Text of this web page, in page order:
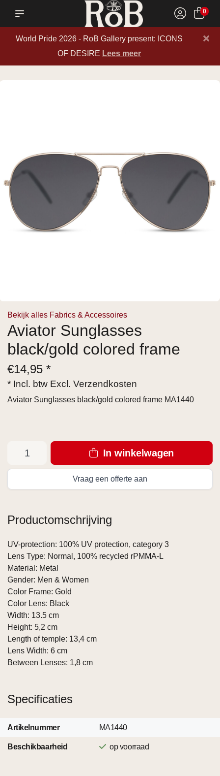
0
World Pride 2026 - RoB Gallery present: ICONS
OF DESIRE Lees meer
×
Bekijk alles Fabrics & Accessoires
Aviator Sunglasses
black/gold colored frame
€14,95 *
* Incl. btw Excl. Verzendkosten
Aviator Sunglasses black/gold colored frame MA1440
In winkelwagen
Vraag een offerte aan
Productomschrijving
UV-protection: 100% UV protection, category 3
Lens Type: Normal, 100% recycled rPMMA-L
Material: Metal
Gender: Men & Women
Color Frame: Gold
Color Lens: Black
Width: 13.5 cm
Height: 5,2 cm
Length of temple: 13,4 cm
Lens Width: 6 cm
Between Lenses: 1,8 cm
Specificaties
Artikelnummer MA1440
Beschikbaarheid op voorraad